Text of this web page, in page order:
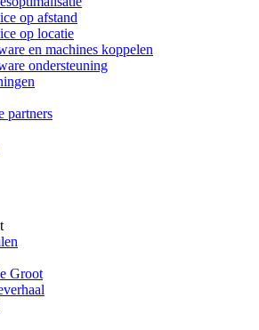
op afstand
op locatie
en machines koppelen
ondersteuning
partners
Groot